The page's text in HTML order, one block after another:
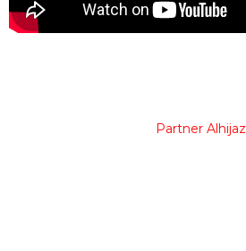
Partner Alhijaz